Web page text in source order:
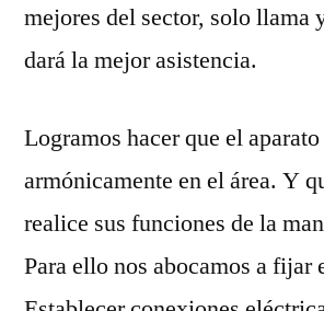
mejores del sector, solo llama
dará la mejor asistencia.
Logramos hacer que el
armónicamente en el área. Y
realice sus funciones de la
Para ello nos abocamos a fijar